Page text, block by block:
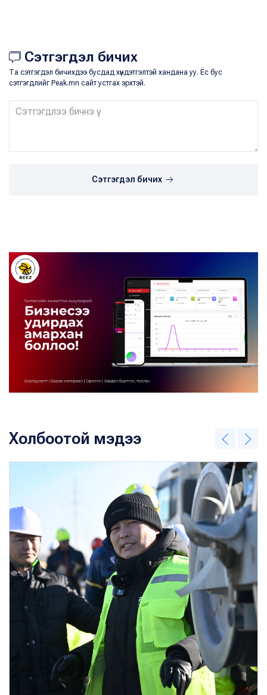
Сэтгэгдэл бичих
Та сэтгэгдэл бичихдээ бусдад хүндэтгэлтэй хандана уу. Ёс бус
сэтгэгдлийг Peak.mn сайт устгах эрхтэй.
Сэтгэгдэл бичих
Холбоотой мэдээ